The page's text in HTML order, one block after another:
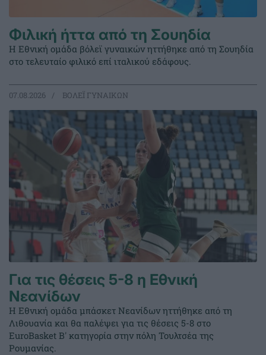
Φιλική ήττα από τη Σουηδία
Η Εθνική ομάδα βόλεϊ γυναικών ηττήθηκε από τη Σουηδία
στο τελευταίο φιλικό επί ιταλικού εδάφους.
07.08.2026 ΒΟΛΕΪ ΓΥΝΑΙΚΩΝ
Για τις θέσεις 5-8 η Εθνική
Νεανίδων
Η Εθνική ομάδα μπάσκετ Νεανίδων ηττήθηκε από τη
Λιθουανία και θα παλέψει για τις θέσεις 5-8 στο
EuroBasket Β' κατηγορία στην πόλη Τουλτσέα της
Ρουμανίας.